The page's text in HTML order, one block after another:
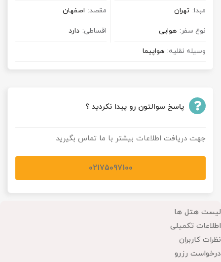
لیست هتل ها
اطلاعات تکمیلی
نظرات کاربران
درخواست رزرو
مبدا: تهران مقصد: اصفهان
نوع سفر: هوایی اقساطی: دارد
وسیله نقلیه: هواپیما
پاسخ سوالتون رو پیدا نکردید ؟
جهت دریافت اطلاعات بیشتر با ما تماس بگیرید
02175097100